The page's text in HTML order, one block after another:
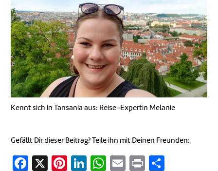
Kennt sich in Tansania aus: Reise-Expertin Melanie
Gefällt Dir dieser Beitrag? Teile ihn mit Deinen Freunden:
Facebook
X Pinterest
LinkedIn
WhatsApp
EmailPrint